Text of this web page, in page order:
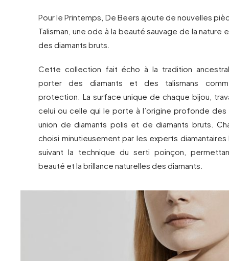
Pour le Printemps, De Beers ajoute de nouvelles
Talisman, une ode à la beauté sauvage de la nature
des diamants bruts.
Cette collection fait écho à la tradition
porter des diamants et des talismans
protection. La surface unique de chaque bijou,
celui ou celle qui le porte à l’origine profonde des
union de diamants polis et de diamants bruts.
choisi minutieusement par les experts
suivant la technique du serti poinçon,
beauté et la brillance naturelles des diamants.